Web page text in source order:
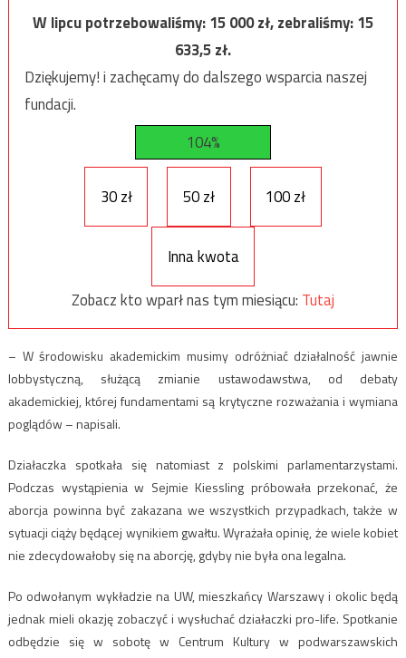
W lipcu potrzebowaliśmy:15 000zł, zebraliśmy:15
633,5zł.
Dziękujemy! i zachęcamy do dalszego wsparcia naszej
fundacji.
104%
30 zł 50 zł 100 zł
Inna kwota
Zobacz kto wparł nas tym miesiącu: Tutaj
– W środowisku akademickim musimy odróżniać działalność jawnie
lobbystyczną, służącą zmianie ustawodawstwa, od debaty
akademickiej, której fundamentami są krytyczne rozważania i wymiana
poglądów – napisali.
Działaczka spotkała się natomiast z polskimi parlamentarzystami.
Podczas wystąpienia w Sejmie Kiessling próbowała przekonać, że
aborcja powinna być zakazana we wszystkich przypadkach, także w
sytuacji ciąży będącej wynikiem gwałtu. Wyrażała opinię, że wiele kobiet
nie zdecydowałoby się na aborcję, gdyby nie była ona legalna.
Po odwołanym wykładzie na UW, mieszkańcy Warszawy i okolic będą
jednak mieli okazję zobaczyć i wysłuchać działaczki pro-life. Spotkanie
odbędzie się w sobotę w Centrum Kultury w podwarszawskich